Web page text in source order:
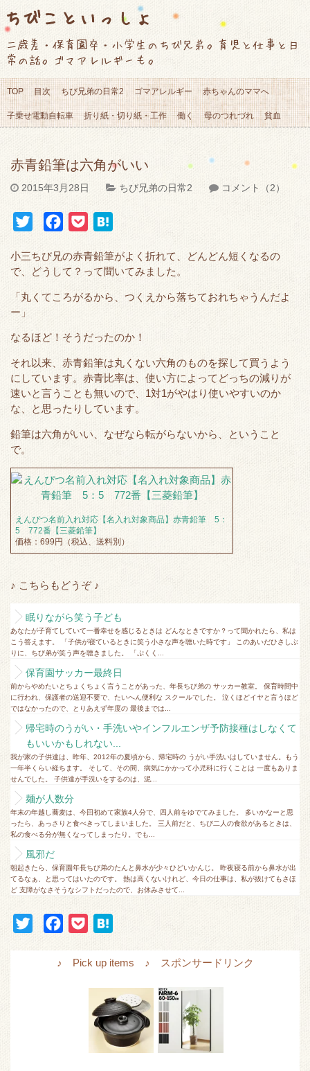
ちびこといっしょ
二歳差・保育園卒・小学生のちび兄弟。育児と仕事と日
常の話。ゴマアレルギーも。
TOP 目次 ちび兄弟の日常2 ゴマアレルギー 赤ちゃんのママへ
子乗せ電動自転車 折り紙・切り紙・工作 働く 母のつれづれ 貧血
赤青鉛筆は六角がいい
2015年3月28日 ちび兄弟の日常2 コメント（2）
i
t
t
r
c
e
b
o
k
c
k
e
t
e
n
小三ちび兄の赤青鉛筆がよく折れて、どんどん短くなるの
で、どうして？って聞いてみました。
「丸くてころがるから、つくえから落ちておれちゃうんだよ
ー」
なるほど！そうだったのか！
それ以来、赤青鉛筆は丸くない六角のものを探して買うよう
にしています。赤青比率は、使い方によってどっちの減りが
速いと言うことも無いので、1対1がやはり使いやすいのか
な、と思ったりしています。
鉛筆は六角がいい、なぜなら転がらないから、ということ
で。
えんぴつ名前入れ対応【名入れ対象商品】赤青鉛筆 5：
5 772番【三菱鉛筆】
価格：699円（税込、送料別）
♪ こちらもどうぞ ♪
眠りながら笑う子ども
あなたが子育てしていて一番幸せを感じるときは どんなときですか？って聞かれたら、私は
こう答えます。 「子供が寝ているときに笑う小さな声を聴いた時です」 このあいだひさしぶ
りに、ちび弟が笑う声を聴きました。 「ぷくく...
保育園サッカー最終日
前からやめたいとちょくちょく言うことがあった、年長ちび弟の サッカー教室。 保育時間中
に行われ、保護者の送迎不要で、たいへん便利な スクールでした。 泣くほどイヤと言うほど
ではなかったので、とりあえず年度の 最後までは...
帰宅時のうがい・手洗いやインフルエンザ予防接種はしなくて
もいいかもしれない...
我が家の子供達は、昨年、2012年の夏頃から、帰宅時の うがい手洗いはしていません。もう
一年半くらい経ちます。 そして、その間、病気にかかって小児科に行くことは 一度もありま
せんでした。 子供達が手洗いをするのは、泥...
麺が人数分
年末の年越し蕎麦は、今回初めて家族4人分で、四人前をゆでてみました。 多いかなーと思
ったら、あっさりと食べきってしまいました。 三人前だと、ちび二人の食欲があるときは、
私の食べる分が無くなってしまったり。でも...
風邪だ
朝起きたら、保育園年長ちび弟のたんと鼻水が少々ひどいかんじ。 昨夜寝る前から鼻水が出
てるなぁ、と思ってはいたのです。 熱は高くないけれど、今日の仕事は、私が抜けてもさほ
ど 支障がなさそうなシフトだったので、お休みさせて...
c
t
n
a
♪ Pick up items ♪ スポンサードリンク